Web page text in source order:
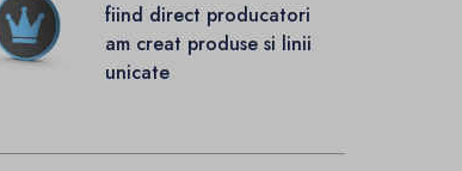
fiind direct producatori
am creat produse si linii
unicate